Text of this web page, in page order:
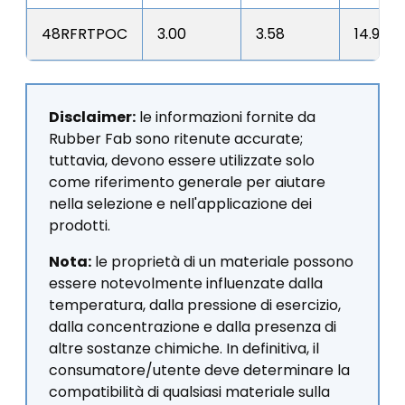
48RFRTPOC 3.00 3.58 14.96
Disclaimer: le informazioni fornite da
Rubber Fab sono ritenute accurate;
tuttavia, devono essere utilizzate solo
come riferimento generale per aiutare
nella selezione e nell'applicazione dei
prodotti.
Nota: le proprietà di un materiale possono
essere notevolmente influenzate dalla
temperatura, dalla pressione di esercizio,
dalla concentrazione e dalla presenza di
altre sostanze chimiche. In definitiva, il
consumatore/utente deve determinare la
compatibilità di qualsiasi materiale sulla